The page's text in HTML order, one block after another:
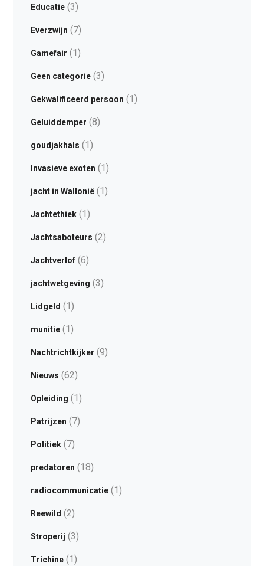
Educatie(3)
Everzwijn (7)
Gamefair (1)
Geen categorie(3)
Gekwalificeerd persoon (1)
Geluiddemper (8)
goudjakhals (1)
Invasieve exoten (1)
jacht in Wallonië(1)
Jachtethiek(1)
Jachtsaboteurs (2)
Jachtverlof(6)
jachtwetgeving (3)
Lidgeld (1)
munitie(1)
Nachtrichtkijker (9)
Nieuws (62)
Opleiding (1)
Patrijzen (7)
Politiek(7)
predatoren (18)
radiocommunicatie(1)
Reewild (2)
Stroperij (3)
Trichine(1)